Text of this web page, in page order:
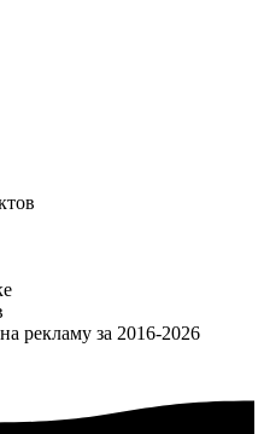
рекламу за 2016-2026